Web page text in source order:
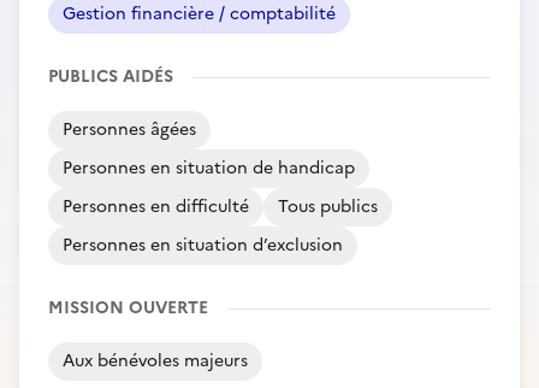
Gestion financière / comptabilité
PUBLICS AIDÉS
Personnes âgées
Personnes en situation de handicap
Personnes en difficulté
Tous publics
Personnes en situation d’exclusion
MISSION OUVERTE
Aux bénévoles majeurs